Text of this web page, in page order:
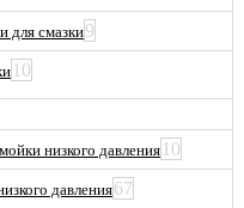
для смазки9
10
низкого давления 10
давления67